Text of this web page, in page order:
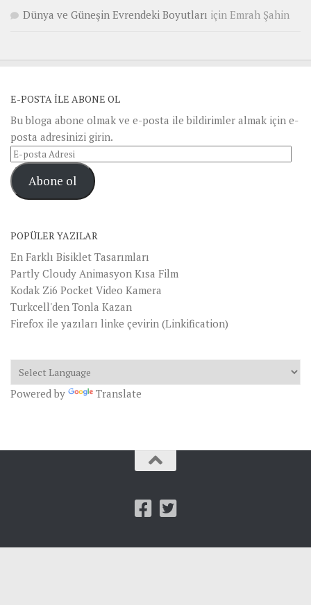
Dünya ve Güneşin Evrendeki Boyutları için Emrah Şahin
E-POSTA ILE ABONE OL
Bu bloga abone olmak ve e-posta ile bildirimler almak için e-
posta adresinizi girin.
E-
posta
AdresiAbone ol
POPÜLER YAZILAR
En Farklı Bisiklet Tasarımları
Partly Cloudy Animasyon Kısa Film
Kodak Zi6 Pocket Video Kamera
Turkcell'den Tonla Kazan
Firefox ile yazıları linke çevirin (Linkification)
Powered by Translate